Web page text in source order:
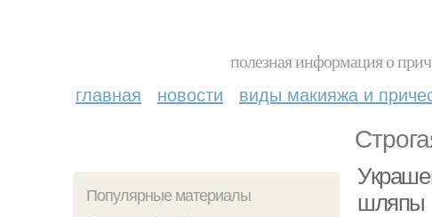
полезная информация о
главная новости виды макияжа и
Популярные материалы
шляпы